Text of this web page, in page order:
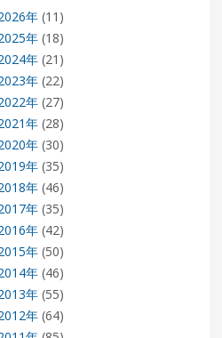
年(11)
年(18)
年(21)
年(22)
年(27)
年(28)
年(30)
年(35)
年(46)
年(35)
年(42)
年(50)
年(46)
年(55)
年(64)